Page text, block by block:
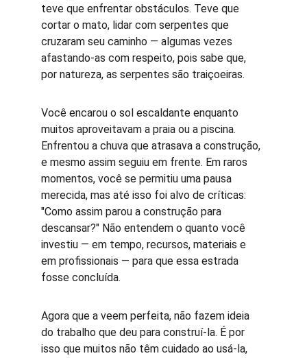
teve que enfrentar obstáculos. Teve que
cortar o mato, lidar com serpentes que
cruzaram seu caminho — algumas vezes
afastando-as com respeito, pois sabe que,
por natureza, as serpentes são traiçoeiras.
Você encarou o sol escaldante enquanto
muitos aproveitavam a praia ou a piscina.
Enfrentou a chuva que atrasava a construção,
e mesmo assim seguiu em frente. Em raros
momentos, você se permitiu uma pausa
merecida, mas até isso foi alvo de críticas:
"Como assim parou a construção para
descansar?" Não entendem o quanto você
investiu — em tempo, recursos, materiais e
em profissionais — para que essa estrada
fosse concluída.
Agora que a veem perfeita, não fazem ideia
do trabalho que deu para construí-la. É por
isso que muitos não têm cuidado ao usá-la,